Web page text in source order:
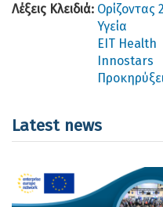
Λέξεις Κλειδιά: Ορίζοντας
Υγεία
EIT Health
Innοstars
Latest news